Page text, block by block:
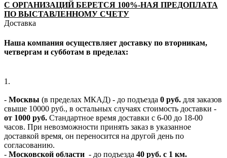
С ОРГАНИЗАЦИЙ БЕРЕТСЯ 100%-НАЯ ПРЕДОПЛАТА
ПО ВЫСТАВЛЕННОМУ СЧЕТУ
Доставка
Наша компания осуществляет доставку по вторникам,
четвергам и субботам в пределах:
1.
- Москвы (в пределах МКАД) - до подъезда 0 руб. для заказов
свыше 10000 руб., в остальных случаях стоимость доставки -
от 1000 руб. Стандартное время доставки с 6-00 до 18-00
часов. При невозможности принять заказ в указанное
доставкой время, он переносится на другой день по
согласованию.
- Московской области - до подъезда 40 руб. с 1 км.